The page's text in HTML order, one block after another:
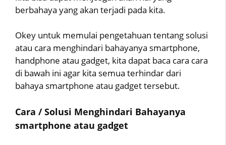
berbahaya yang akan terjadi pada kita.
Okey untuk memulai pengetahuan tentang solusi
atau cara menghindari bahayanya smartphone,
handphone atau gadget, kita dapat baca cara cara
di bawah ini agar kita semua terhindar dari
bahaya smartphone atau gadget tersebut.
Cara / Solusi Menghindari Bahayanya
smartphone atau gadget